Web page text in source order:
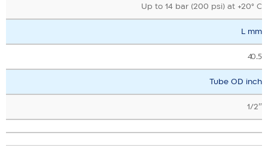
Up to 14 bar (200 psi) at +20° C
L mm
40.5
Tube OD inch
1/2″